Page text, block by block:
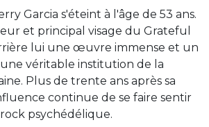
Garcia s'éteint à l'âge de 53 ans.
et principal visage du Grateful
lui une œuvre immense et un
véritable institution de la
Plus de trente ans après sa
continue de se faire sentir
psychédélique.